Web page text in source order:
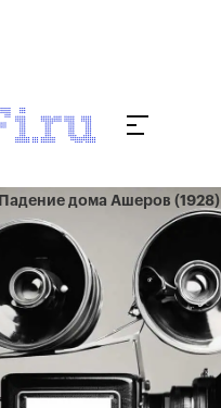
Падение дома Ашеров (1928)